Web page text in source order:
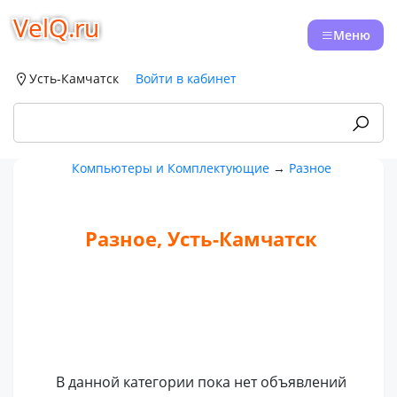
VelQ.ru Меню
Усть-Камчатск Войти в кабинет
Компьютеры и Комплектующие→ Разное
Разное, Усть-Камчатск
В данной категории пока нет объявлений